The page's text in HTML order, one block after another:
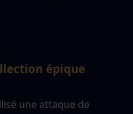
épique
une attaque de